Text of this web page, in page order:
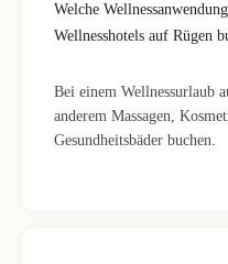
Welche
Wellnesshotels auf Rügen
Bei einem Wellnessurlaub
anderem Massagen,
Gesundheitsbäder buchen.